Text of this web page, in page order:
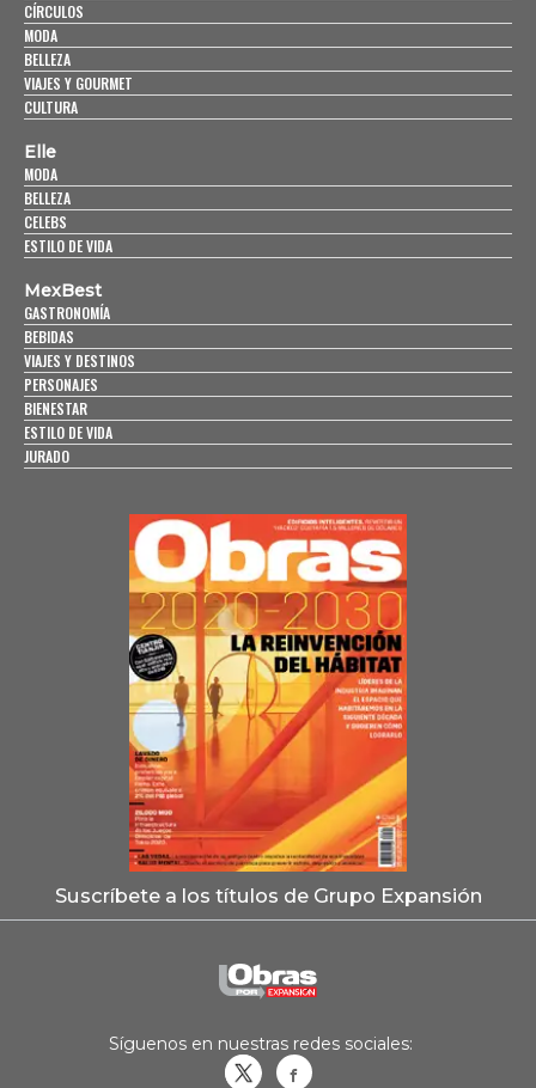
CÍRCULOS
MODA
BELLEZA
VIAJES Y GOURMET
CULTURA
Elle
MODA
BELLEZA
CELEBS
ESTILO DE VIDA
MexBest
GASTRONOMÍA
BEBIDAS
VIAJES Y DESTINOS
PERSONAJES
BIENESTAR
ESTILO DE VIDA
JURADO
Suscríbete a los títulos de Grupo Expansión
Síguenos en nuestras redes sociales: